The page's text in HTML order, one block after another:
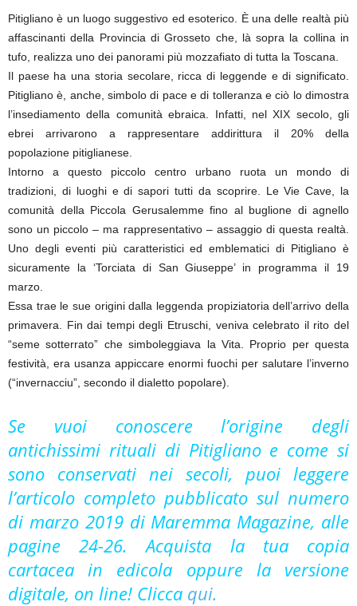
Pitigliano è un luogo suggestivo ed esoterico. È una delle realtà più
affascinanti della Provincia di Grosseto che, là sopra la collina in
tufo, realizza uno dei panorami più mozzafiato di tutta la Toscana.
Il paese ha una storia secolare, ricca di leggende e di significato.
Pitigliano è, anche, simbolo di pace e di tolleranza e ciò lo dimostra
l’insediamento della comunità ebraica. Infatti, nel XIX secolo, gli
ebrei arrivarono a rappresentare addirittura il 20% della
popolazione pitiglianese.
Intorno a questo piccolo centro urbano ruota un mondo di
tradizioni, di luoghi e di sapori tutti da scoprire. Le Vie Cave, la
comunità della Piccola Gerusalemme fino al buglione di agnello
sono un piccolo – ma rappresentativo – assaggio di questa realtà.
Uno degli eventi più caratteristici ed emblematici di Pitigliano è
sicuramente la ‘Torciata di San Giuseppe’ in programma il 19
marzo.
Essa trae le sue origini dalla leggenda propiziatoria dell’arrivo della
primavera. Fin dai tempi degli Etruschi, veniva celebrato il rito del
“seme sotterrato” che simboleggiava la Vita. Proprio per questa
festività, era usanza appiccare enormi fuochi per salutare l’inverno
(“invernacciu”, secondo il dialetto popolare).
Se vuoi conoscere l’origine degli
antichissimi rituali di Pitigliano e come si
sono conservati nei secoli, puoi leggere
l’articolo completo pubblicato sul numero
di marzo 2019 di Maremma Magazine, alle
pagine 24-26. Acquista la tua copia
cartacea in edicola oppure la versione
digitale, on line! Clicca qui.